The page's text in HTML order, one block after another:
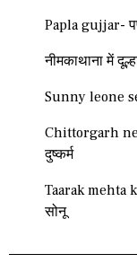
Papla gujjar-
नीमकाथाना में
Sunny leone
Chittorgarh
दुष्कर्म
Taarak mehta
सोनू